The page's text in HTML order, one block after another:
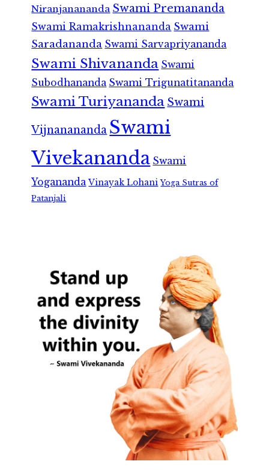
Niranjanananda Swami Premananda
Swami Ramakrishnananda Swami
Saradananda Swami Sarvapriyananda
Swami Shivananda Swami
Subodhananda Swami Trigunatitananda
Swami Turiyananda Swami
Vijnanananda Swami
Vivekananda Swami
Yogananda Vinayak Lohani Yoga Sutras of
Patanjali